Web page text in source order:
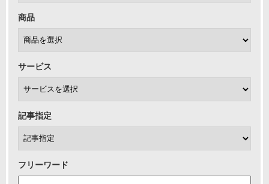
商品
サービス
記事指定
フリーワード